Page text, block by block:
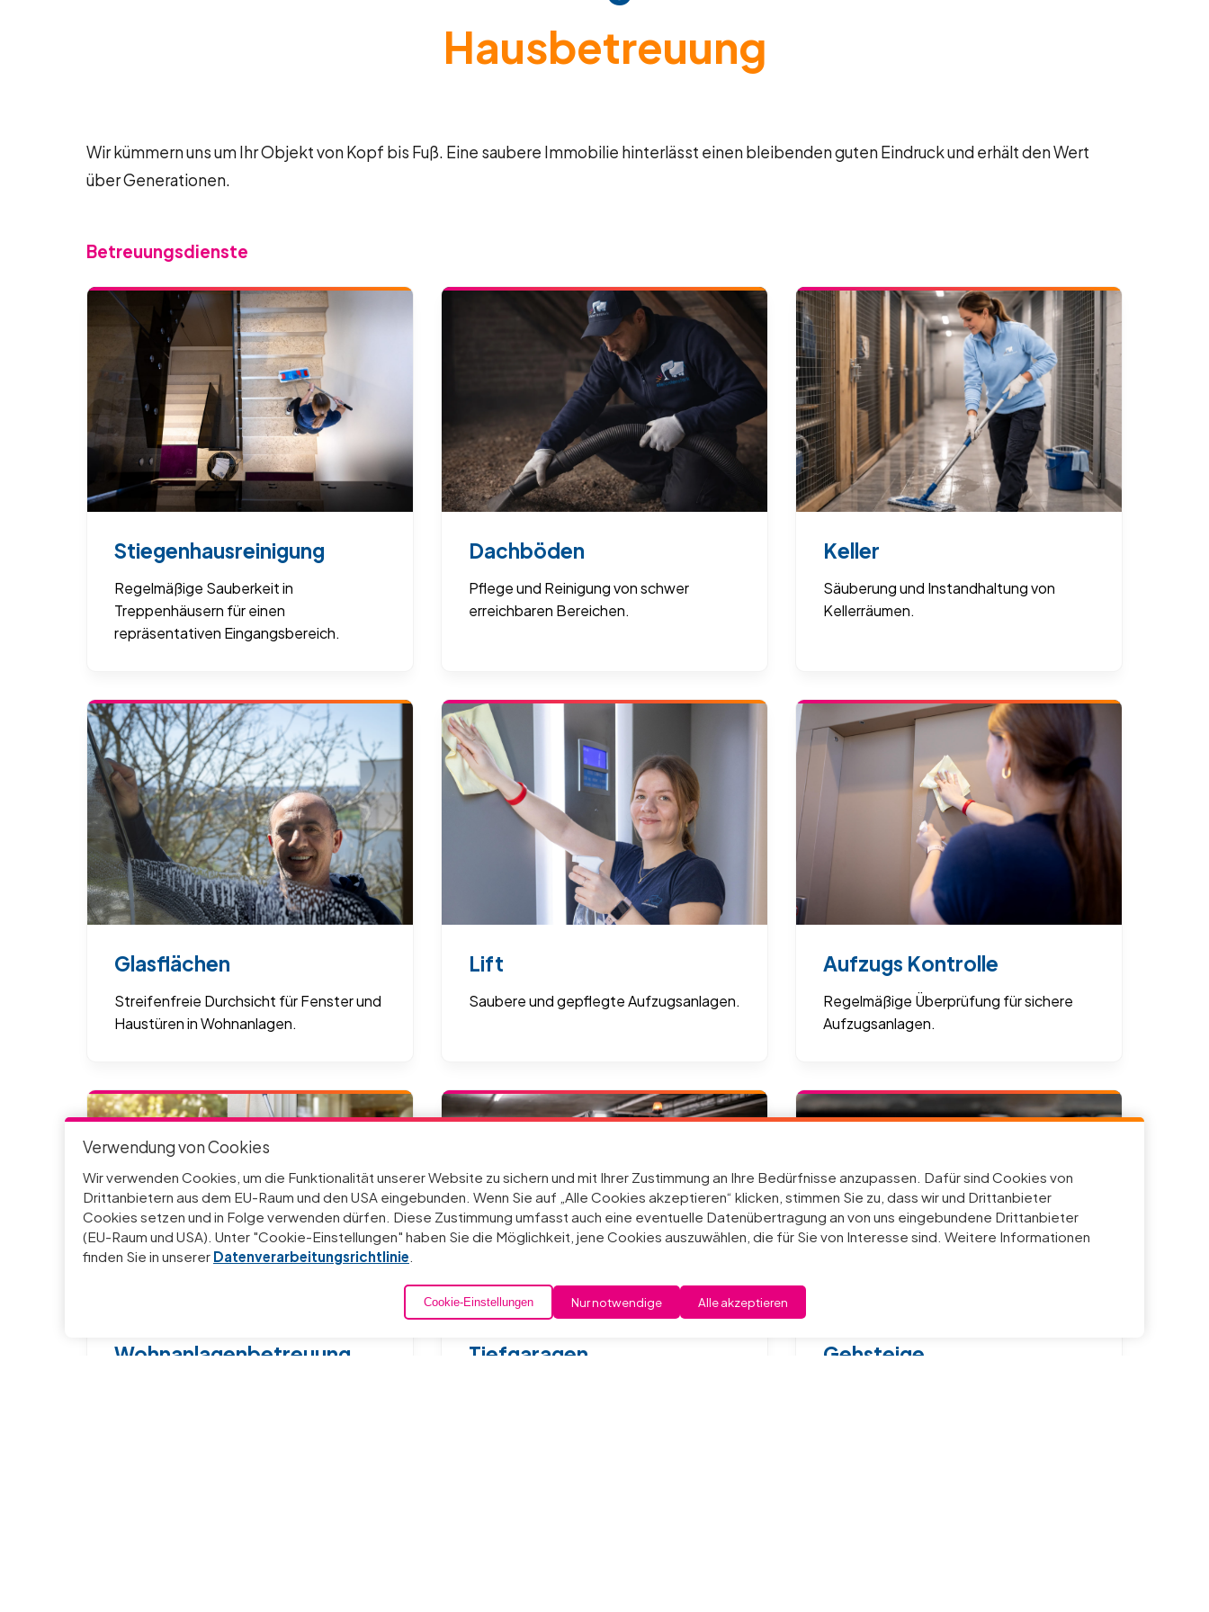
Hausbetreuung
Wir kümmern uns um Ihr Objekt von Kopf bis Fuß. Eine saubere Immobilie hinterlässt einen bleibenden guten Eindruck und erhält den Wert
über Generationen.
Betreuungsdienste
Stiegenhausreinigung
Regelmäßige Sauberkeit in
Treppenhäusern für einen
repräsentativen Eingangsbereich.
Dachböden
Pflege und Reinigung von schwer
erreichbaren Bereichen.
Keller
Säuberung und Instandhaltung von
Kellerräumen.
Glasflächen
Streifenfreie Durchsicht für Fenster und
Haustüren in Wohnanlagen.
Lift
Saubere und gepflegte Aufzugsanlagen.
Aufzugs Kontrolle
Regelmäßige Überprüfung für sichere
Aufzugsanlagen.
Wohnanlagenbetreuung Tiefgaragen Gehsteige
Verwendung von Cookies
Wir verwenden Cookies, um die Funktionalität unserer Website zu sichern und mit Ihrer Zustimmung an Ihre Bedürfnisse anzupassen. Dafür sind Cookies von
Drittanbietern aus dem EU-Raum und den USA eingebunden. Wenn Sie auf „Alle Cookies akzeptieren“ klicken, stimmen Sie zu, dass wir und Drittanbieter
Cookies setzen und in Folge verwenden dürfen. Diese Zustimmung umfasst auch eine eventuelle Datenübertragung an von uns eingebundene Drittanbieter
(EU-Raum und USA). Unter "Cookie-Einstellungen" haben Sie die Möglichkeit, jene Cookies auszuwählen, die für Sie von Interesse sind. Weitere Informationen
finden Sie in unserer Datenverarbeitungsrichtlinie
Cookie-Einstellungen Nur notwendige Alle akzeptieren